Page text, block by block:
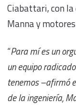
Ciabattari, con
Manna y
“Para mí es un
un equipo
tenemos –afirmó
de la ingeniería,